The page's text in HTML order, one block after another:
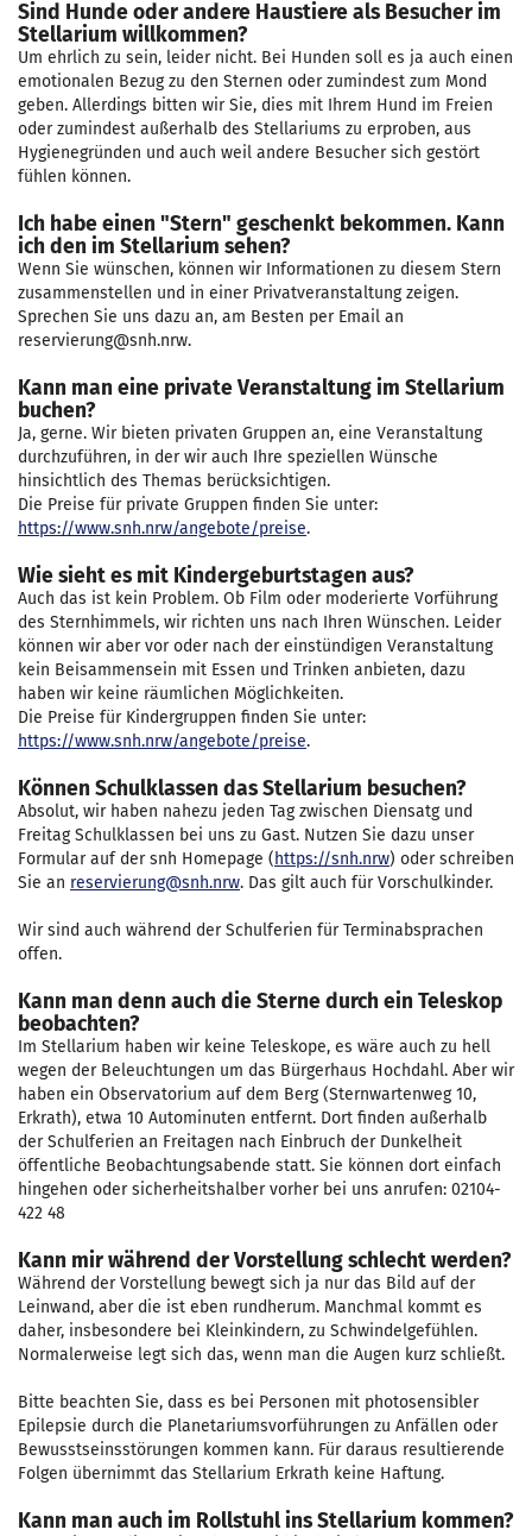
Sind Hunde oder andere Haustiere als Besucher im
Stellarium willkommen?
Um ehrlich zu sein, leider nicht. Bei Hunden soll es ja auch einen
emotionalen Bezug zu den Sternen oder zumindest zum Mond
geben. Allerdings bitten wir Sie, dies mit Ihrem Hund im Freien
oder zumindest außerhalb des Stellariums zu erproben, aus
Hygienegründen und auch weil andere Besucher sich gestört
fühlen können.
Ich habe einen "Stern" geschenkt bekommen. Kann
ich den im Stellarium sehen?
Wenn Sie wünschen, können wir Informationen zu diesem Stern
zusammenstellen und in einer Privatveranstaltung zeigen.
Sprechen Sie uns dazu an, am Besten per Email an
reservierung@snh.nrw.
Kann man eine private Veranstaltung im Stellarium
buchen?
Ja, gerne. Wir bieten privaten Gruppen an, eine Veranstaltung
durchzuführen, in der wir auch Ihre speziellen Wünsche
hinsichtlich des Themas berücksichtigen.
Die Preise für private Gruppen finden Sie unter:
https://www.snh.nrw/angebote/preise.
Wie sieht es mit Kindergeburtstagen aus?
Auch das ist kein Problem. Ob Film oder moderierte Vorführung
des Sternhimmels, wir richten uns nach Ihren Wünschen. Leider
können wir aber vor oder nach der einstündigen Veranstaltung
kein Beisammensein mit Essen und Trinken anbieten, dazu
haben wir keine räumlichen Möglichkeiten.
Die Preise für Kindergruppen finden Sie unter:
https://www.snh.nrw/angebote/preise.
Können Schulklassen das Stellarium besuchen?
Absolut, wir haben nahezu jeden Tag zwischen Diensatg und
Freitag Schulklassen bei uns zu Gast. Nutzen Sie dazu unser
Formular auf der snh Homepage (https://snh.nrw) oder schreiben
Sie an reservierung@snh.nrw. Das gilt auch für Vorschulkinder.
Wir sind auch während der Schulferien für Terminabsprachen
offen.
Kann man denn auch die Sterne durch ein Teleskop
beobachten?
Im Stellarium haben wir keine Teleskope, es wäre auch zu hell
wegen der Beleuchtungen um das Bürgerhaus Hochdahl. Aber wir
haben ein Observatorium auf dem Berg (Sternwartenweg 10,
Erkrath), etwa 10 Autominuten entfernt. Dort finden außerhalb
der Schulferien an Freitagen nach Einbruch der Dunkelheit
öffentliche Beobachtungsabende statt. Sie können dort einfach
hingehen oder sicherheitshalber vorher bei uns anrufen: 02104-
422 48
Kann mir während der Vorstellung schlecht werden?
Während der Vorstellung bewegt sich ja nur das Bild auf der
Leinwand, aber die ist eben rundherum. Manchmal kommt es
daher, insbesondere bei Kleinkindern, zu Schwindelgefühlen.
Normalerweise legt sich das, wenn man die Augen kurz schließt.
Bitte beachten Sie, dass es bei Personen mit photosensibler
Epilepsie durch die Planetariumsvorführungen zu Anfällen oder
Bewusstseinsstörungen kommen kann. Für daraus resultierende
Folgen übernimmt das Stellarium Erkrath keine Haftung.
Kann man auch im Rollstuhl ins Stellarium kommen?